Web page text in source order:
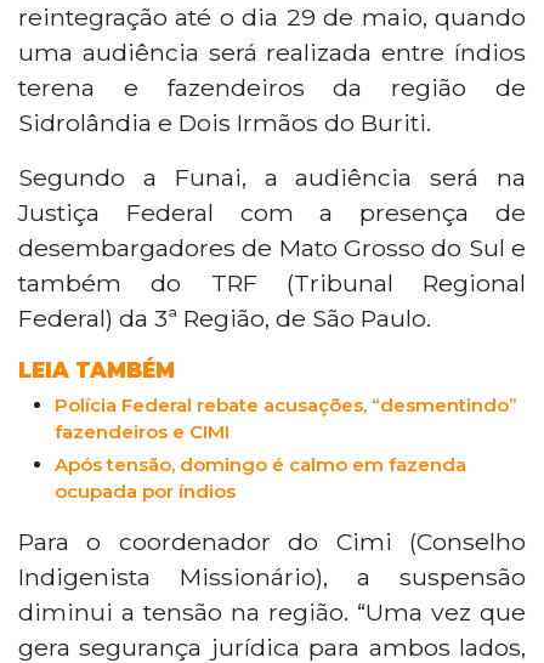
reintegração até o dia 29 de maio, quando
uma audiência será realizada entre índios
terena e fazendeiros da região de
Sidrolândia e Dois Irmãos do Buriti.
Segundo a Funai, a audiência será na
Justiça Federal com a presença de
desembargadores de Mato Grosso do Sul e
também do TRF (Tribunal Regional
Federal) da 3ª Região, de São Paulo.
LEIA TAMBÉM
Polícia Federal rebate acusações, “desmentindo”
fazendeiros e CIMI
Após tensão, domingo é calmo em fazenda
ocupada por índios
Para o coordenador do Cimi (Conselho
Indigenista Missionário), a suspensão
diminui a tensão na região. “Uma vez que
gera segurança jurídica para ambos lados,